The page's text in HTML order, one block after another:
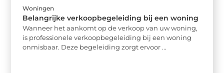
Woningen
Belangrijke verkoopbegeleiding bij een woning
Wanneer het aankomt op de verkoop van uw woning,
is professionele verkoopbegeleiding bij een woning
onmisbaar. Deze begeleiding zorgt ervoor ...